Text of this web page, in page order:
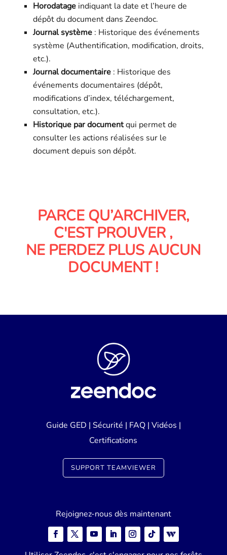
Horodatageindiquant la date et l’heure de
dépôt du document dans Zeendoc.
Journal système: Historique des événements
système (Authentification, modification, droits,
etc.).
Journal documentaire: Historique des
événements documentaires (dépôt,
modifications d’index, téléchargement,
consultation, etc.).
Historique par documentqui permet de
consulter les actions réalisées sur le
document depuis son dépôt.
PARCE QU’ARCHIVER,
C'EST PROUVER,
NE PERDEZ PLUS AUCUN
DOCUMENT!
Guide GED | Sécurité | FAQ| Vidéos |
Certifications
SUPPORT TEAMVIEWER
Rejoignez-nous dès maintenant